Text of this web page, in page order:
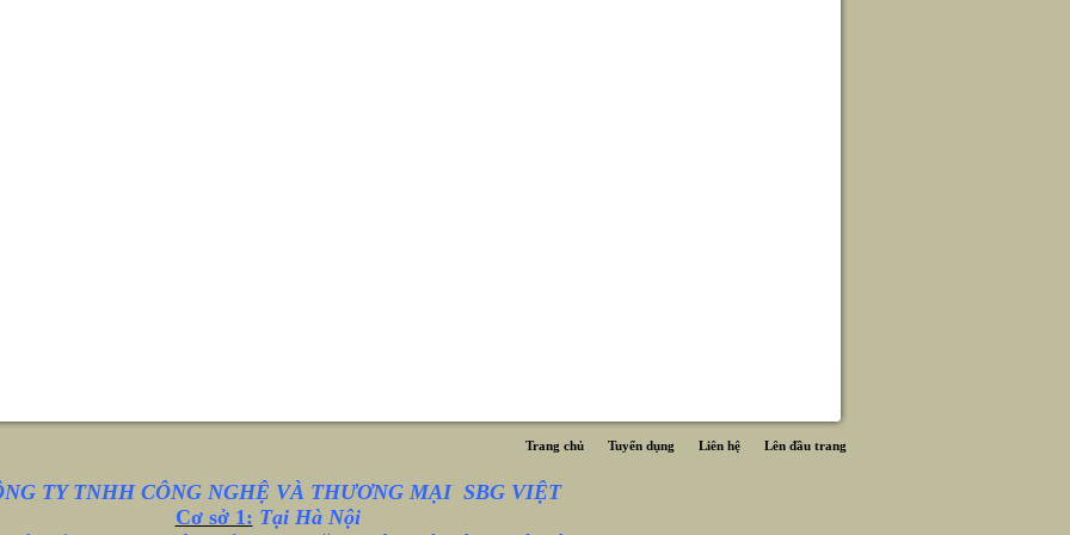
Trang chủ Tuyển dụng Liên hệ Lên đầu trang
TY TNHH CÔNG NGHỆ VÀ THƯƠNG MẠI SBG VIỆT
Cơ sở 1: Tại Hà Nội